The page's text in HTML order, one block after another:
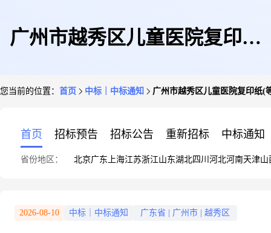
广州市越秀区儿童医院复印纸
您当前的位置： 首页 中标｜中标通知 广州市越秀区儿童医院复印纸(
首页 招标预告 招标公告 重新招标 中标通知
省份地区： 北京广东 上海江苏浙江山东湖北四川 河北河南天津山
2026-08-10 中标｜中标通知 广东省 广州市 越秀区